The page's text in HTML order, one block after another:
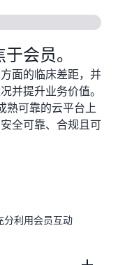
会员。
面的临床差距，并
并提升业务价值。
熟可靠的云平台上
全可靠、合规且可
分利用会员互动